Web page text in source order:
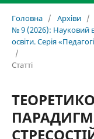
Головна / Архіви /
№ 9 (2026): Науковий
освіти. Серія
/
Статті